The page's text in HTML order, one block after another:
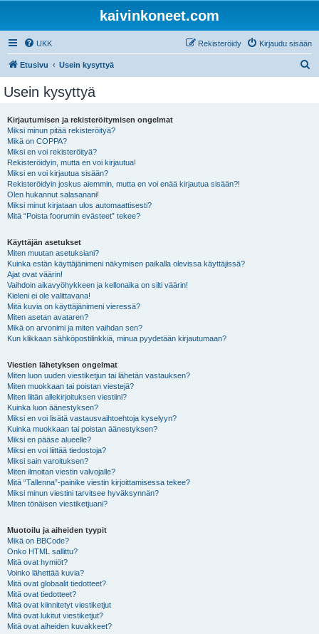
kaivinkoneet.com
UKK Kirjaudu sisään
Rekisteröidy
Etusivu Usein kysyttyä
Usein kysyttyä
Kirjautumisen ja rekisteröitymisen ongelmat
Miksi minun pitää rekisteröityä?
Mikä on COPPA?
Miksi en voi rekisteröityä?
Rekisteröidyin, mutta en voi kirjautua!
Miksi en voi kirjautua sisään?
Rekisteröidyin joskus aiemmin, mutta en voi enää kirjautua sisään?!
Olen hukannut salasanani!
Miksi minut kirjataan ulos automaattisesti?
Mitä “Poista foorumin evästeet” tekee?
Käyttäjän asetukset
Miten muutan asetuksiani?
Kuinka estän käyttäjänimeni näkymisen paikalla olevissa käyttäjissä?
Ajat ovat väärin!
Vaihdoin aikavyöhykkeen ja kellonaika on silti väärin!
Kieleni ei ole valittavana!
Mitä kuvia on käyttäjänimeni vieressä?
Miten asetan avataren?
Mikä on arvonimi ja miten vaihdan sen?
Kun klikkaan sähköpostilinkkiä, minua pyydetään kirjautumaan?
Viestien lähetyksen ongelmat
Miten luon uuden viestiketjun tai lähetän vastauksen?
Miten muokkaan tai poistan viestejä?
Miten liitän allekirjoituksen viestiini?
Kuinka luon äänestyksen?
Miksi en voi lisätä vastausvaihtoehtoja kyselyyn?
Kuinka muokkaan tai poistan äänestyksen?
Miksi en pääse alueelle?
Miksi en voi liittää tiedostoja?
Miksi sain varoituksen?
Miten ilmoitan viestin valvojalle?
Mitä “Tallenna”-painike viestin kirjoittamisessa tekee?
Miksi minun viestini tarvitsee hyväksynnän?
Miten tönäisen viestiketjuani?
Muotoilu ja aiheiden tyypit
Mikä on BBCode?
Onko HTML sallittu?
Mitä ovat hymiöt?
Voinko lähettää kuvia?
Mitä ovat globaalit tiedotteet?
Mitä ovat tiedotteet?
Mitä ovat kiinnitetyt viestiketjut
Mitä ovat lukitut viestiketjut?
Mitä ovat aiheiden kuvakkeet?